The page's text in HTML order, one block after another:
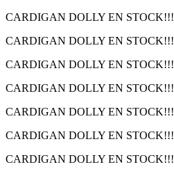
CARDIGAN DOLLY EN STOCK!!!
CARDIGAN DOLLY EN STOCK!!!
CARDIGAN DOLLY EN STOCK!!!
CARDIGAN DOLLY EN STOCK!!!
CARDIGAN DOLLY EN STOCK!!!
CARDIGAN DOLLY EN STOCK!!!
CARDIGAN DOLLY EN STOCK!!!